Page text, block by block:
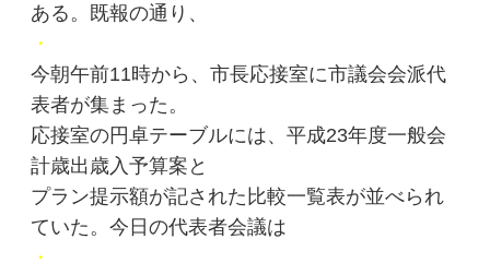
ある。既報の通り、
・
今朝午前11時から、市長応接室に市議会会派代
表者が集まった。
応接室の円卓テーブルには、平成23年度一般会
計歳出歳入予算案と
プラン提示額が記された比較一覧表が並べられ
ていた。今日の代表者会議は
・